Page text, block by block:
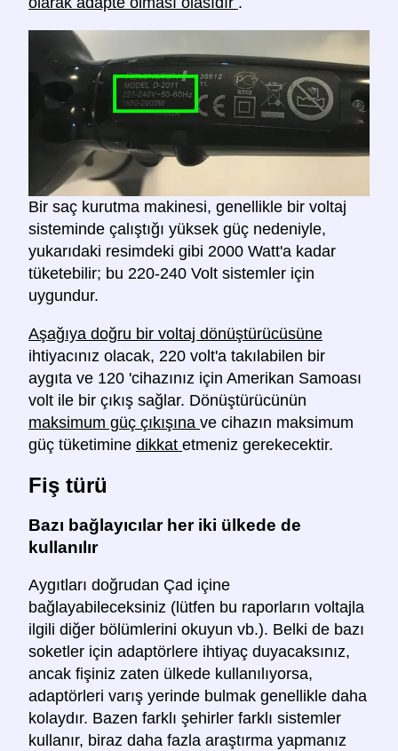
Bir saç kurutma makinesi, genellikle bir voltaj
sisteminde çalıştığı yüksek güç nedeniyle,
yukarıdaki resimdeki gibi 2000 Watt'a kadar
tüketebilir; bu 220-240 Volt sistemler için
uygundur.
Aşağıya doğru bir voltaj dönüştürücüsüne
ihtiyacınız olacak, 220 volt'a takılabilen bir
aygıta ve 120 'cihazınız için Amerikan Samoası
volt ile bir çıkış sağlar. Dönüştürücünün
maksimum güç çıkışına ve cihazın maksimum
güç tüketimine dikkat etmeniz gerekecektir.
Fiş türü
Bazı bağlayıcılar her iki ülkede de
kullanılır
Aygıtları doğrudan Çad içine
bağlayabileceksiniz (lütfen bu raporların voltajla
ilgili diğer bölümlerini okuyun vb.). Belki de bazı
soketler için adaptörlere ihtiyaç duyacaksınız,
ancak fişiniz zaten ülkede kullanılıyorsa,
adaptörleri varış yerinde bulmak genellikle daha
kolaydır. Bazen farklı şehirler farklı sistemler
kullanır, biraz daha fazla araştırma yapmanız